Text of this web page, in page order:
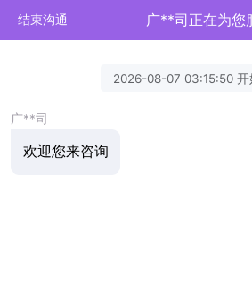
结束沟通 广**司正在为您
2026-08-07 03:15:50 开
广**司
欢迎您来咨询